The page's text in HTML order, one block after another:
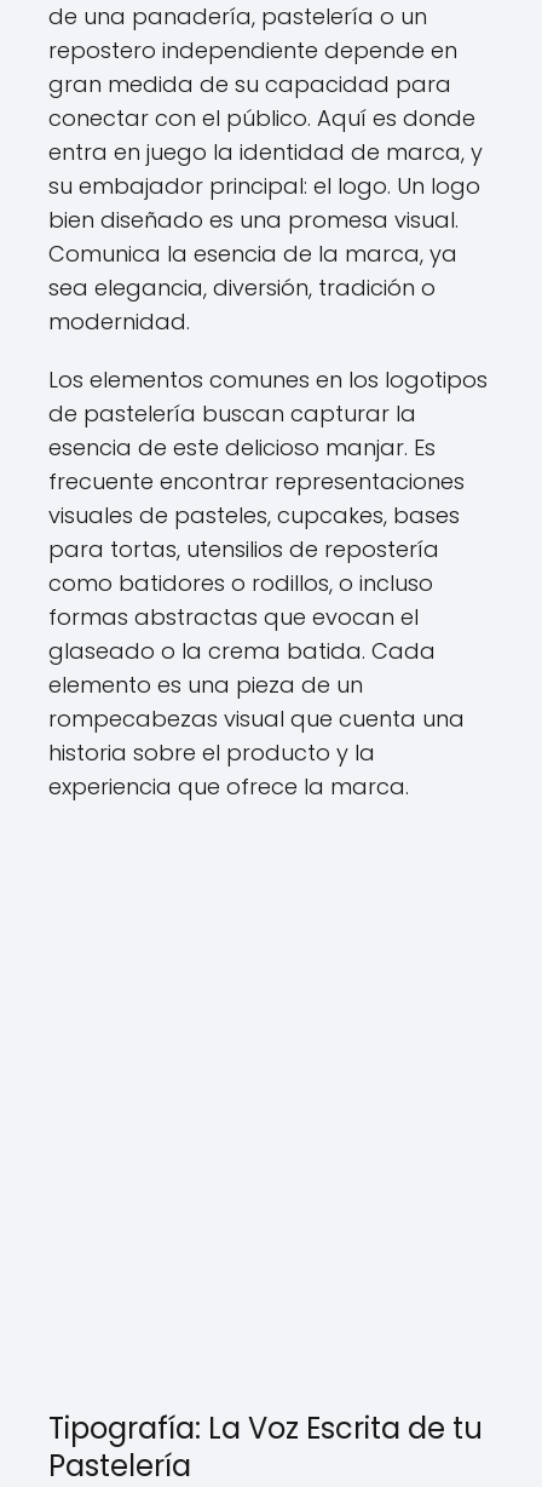
de una panadería, pastelería o un
repostero independiente depende en
gran medida de su capacidad para
conectar con el público. Aquí es donde
entra en juego la identidad de marca, y
su embajador principal: el logo. Un logo
bien diseñado es una promesa visual.
Comunica la esencia de la marca, ya
sea elegancia, diversión, tradición o
modernidad.
Los elementos comunes en los logotipos
de pastelería buscan capturar la
esencia de este delicioso manjar. Es
frecuente encontrar representaciones
visuales de pasteles, cupcakes, bases
para tortas, utensilios de repostería
como batidores o rodillos, o incluso
formas abstractas que evocan el
glaseado o la crema batida. Cada
elemento es una pieza de un
rompecabezas visual que cuenta una
historia sobre el producto y la
experiencia que ofrece la marca.
Tipografía: La Voz Escrita de tu
Pastelería